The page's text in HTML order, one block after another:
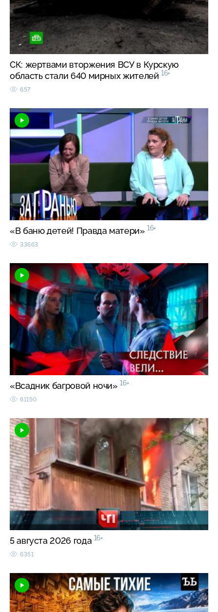
СК: жертвами вторжения ВСУ в Курскую
область стали 640 мирных жителей 16+
657
«В баню детей! Правда матери» 16+
33663
«Всадник багровой ночи» 16+
61150
5 августа 2026 года 16+
6351